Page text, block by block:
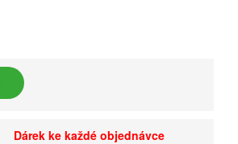
Dárek ke každé objednávce